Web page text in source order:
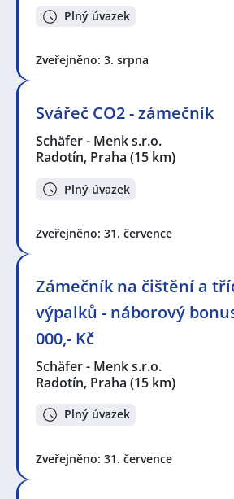
Plný úvazek
Zveřejněno: 3. srpna
Svářeč CO2 - zámečník
Schäfer - Menk s.r.o.
Radotín, Praha (15 km)
Plný úvazek
Zveřejněno: 31. července
Zámečník na čištění a
výpalků - náborový
000,- Kč
Schäfer - Menk s.r.o.
Radotín, Praha (15 km)
Plný úvazek
Zveřejněno: 31. července